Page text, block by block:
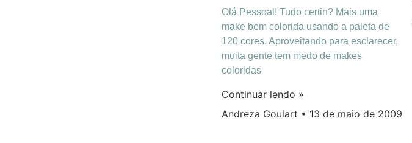
Olá Pessoal! Tudo certin? Mais uma
make bem colorida usando a paleta de
120 cores. Aproveitando para esclarecer,
muita gente tem medo de makes
coloridas
Continuar lendo »
Andreza Goulart
13 de maio de 2009